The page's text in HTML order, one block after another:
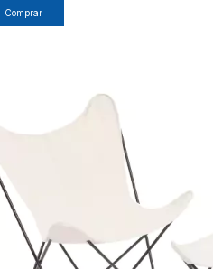
Comprar